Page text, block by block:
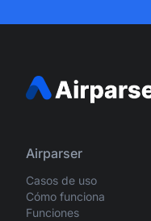
Airparser
Casos de uso
Cómo funciona
Funciones